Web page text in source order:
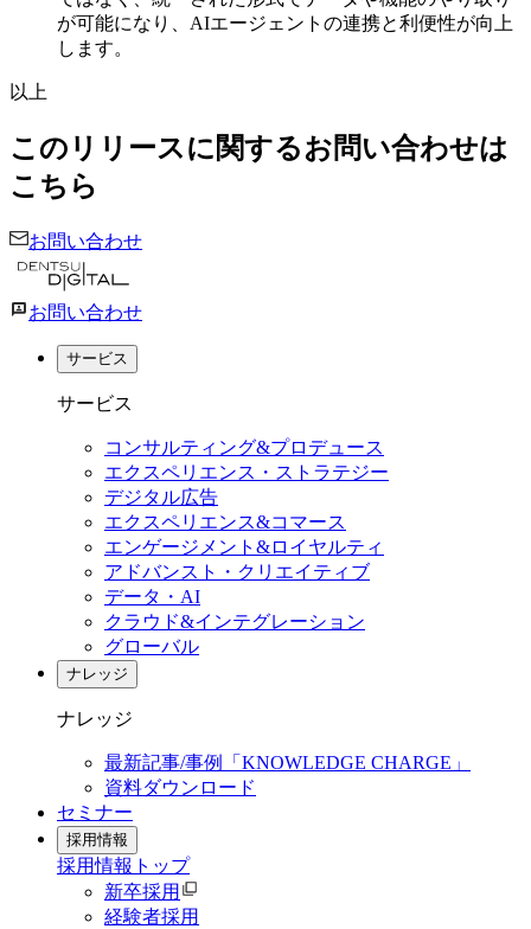
が可能になり、AIエージェントの連携と利便性が向上
します。
以上
このリリースに関するお問い合わせは
こちら
お問い合わせ
お問い合わせ
サービス
サービス
コンサルティング&プロデュース
エクスペリエンス・ストラテジー
デジタル広告
エクスペリエンス&コマース
エンゲージメント&ロイヤルティ
アドバンスト・クリエイティブ
データ・AI
クラウド&インテグレーション
グローバル
ナレッジ
ナレッジ
最新記事/事例「KNOWLEDGE CHARGE」
資料ダウンロード
セミナー
採用情報
採用情報 トップ
新卒採用
経験者採用